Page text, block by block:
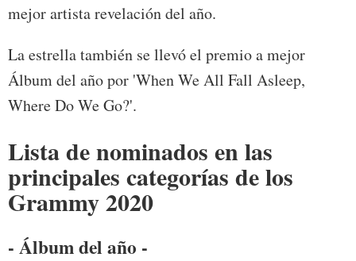
mejor artista revelación del año.
La estrella también se llevó el premio a mejor
Álbum del año por 'When We All Fall Asleep,
Where Do We Go?'.
Lista de nominados en las
principales categorías de los
Grammy 2020
- Álbum del año -